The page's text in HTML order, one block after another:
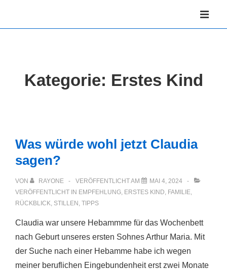
Kategorie: Erstes Kind
Was würde wohl jetzt Claudia
sagen?
VON RAYONE VERÖFFENTLICHT AM
MAI 4, 2024
VERÖFFENTLICHT IN EMPFEHLUNG, ERSTES KIND, FAMILIE,
RÜCKBLICK, STILLEN , TIPPS
Claudia war unsere Hebammme für das Wochenbett
nach Geburt unseres ersten Sohnes Arthur Maria. Mit
der Suche nach einer Hebamme habe ich wegen
meiner beruflichen Eingebundenheit erst zwei Monate